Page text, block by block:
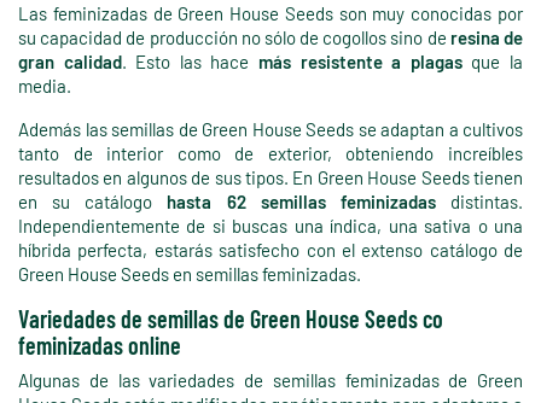
Las feminizadas de Green House Seeds son muy conocidas por
su capacidad de producción no sólo de cogollos sino de resina de
gran calidad. Esto las hace más resistente a plagasque la
media.
Además las semillas de Green House Seeds se adaptan a cultivos
tanto de interior como de exterior, obteniendo increíbles
resultados en algunos de sus tipos. En Green House Seeds tienen
en su catálogo hasta 62 semillas feminizadasdistintas.
Independientemente de si buscas una índica, una sativa o una
híbrida perfecta, estarás satisfecho con el extenso catálogo de
Green House Seeds en semillas feminizadas.
Variedades de semillas de Green House Seeds co
feminizadas online
Algunas de las variedades de semillas feminizadas de Green